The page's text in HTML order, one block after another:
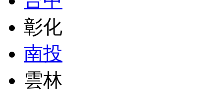
彰化
南投
雲林